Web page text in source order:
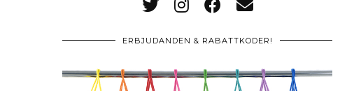
ERBJUDANDEN & RABATTKODER!